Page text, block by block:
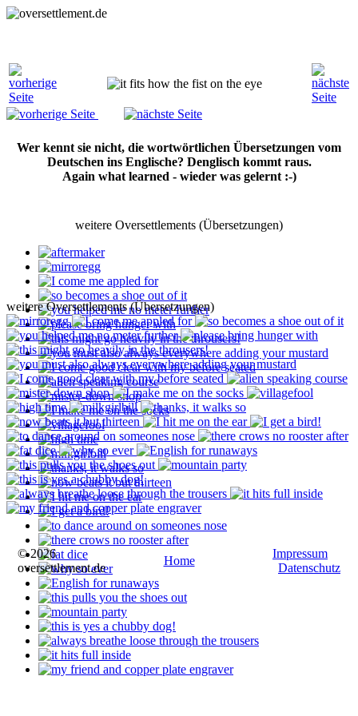
Wer kennt sie nicht, die wortwörtlichen Übersetzungen vom
Deutschen ins Englische? Denglisch kommt raus.
Again what learned - wieder was gelernt :-)
weitere Oversettlements (Übersetzungen)
weitere Oversettlements (Übersetzungen)
© 2026
oversettlement.de
Home
Impressum
Datenschutz